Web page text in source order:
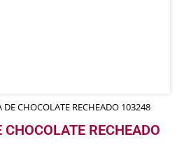
DE CHOCOLATE RECHEADO 103248
RECHEADO